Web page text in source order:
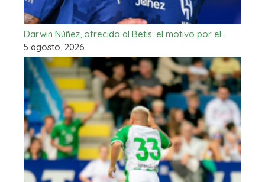
Darwin Núñez, ofrecido al Betis: el motivo por el…
5 agosto, 2026